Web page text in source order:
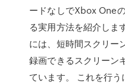
ードなしでXbox One
る実用方法を紹介しま
には、短時間スクリー
録画できるスクリーン
ています。 これを行